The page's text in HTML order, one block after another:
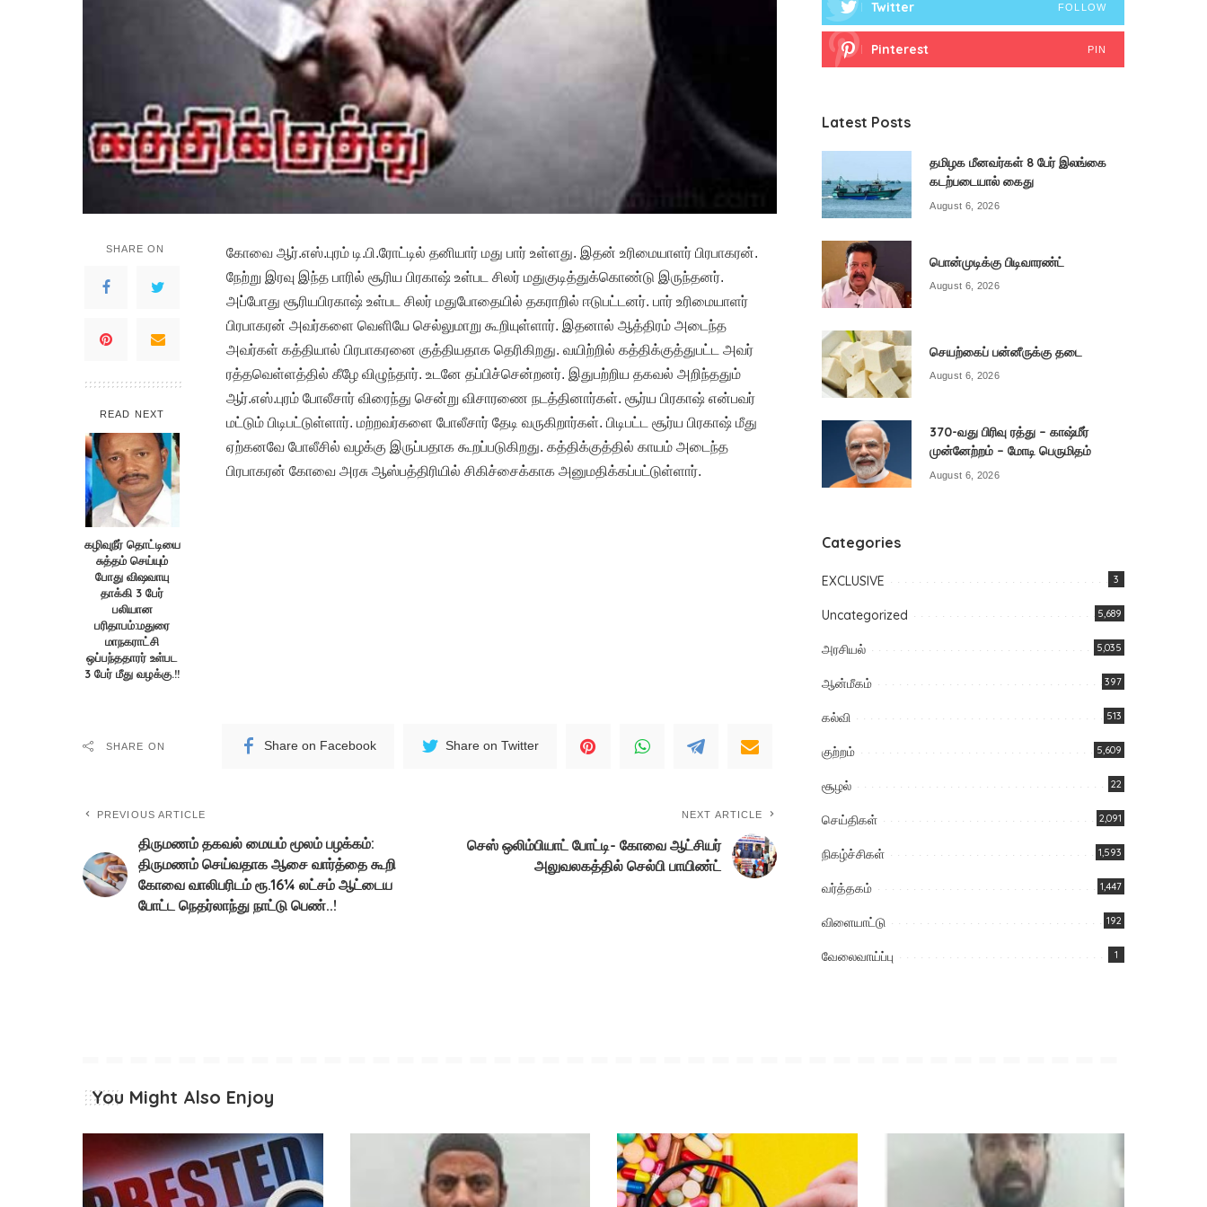
SHARE ON
READ NEXT
கழிவுநீர் தொட்டியை
சுத்தம் செய்யும்
போது விஷவாயு
தாக்கி 3 பேர்
பலியான
பரிதாபம்:மதுரை
மாநகராட்சி
ஒப்பந்ததாரர் உள்பட
3 பேர் மீது வழக்கு.!!
கோவை ஆர்.எஸ்.புரம் டி.பி.ரோட்டில் தனியார் மது பார் உள்ளது. இதன் உரிமையாளர் பிரபாகரன்.
நேற்று இரவு இந்த பாரில் சூரிய பிரகாஷ் உள்பட சிலர் மதுகுடித்துக்கொண்டு இருந்தனர்.
அப்போது சூரியபிரகாஷ் உள்பட சிலர் மதுபோதையில் தகராறில் ஈடுபட்டனர். பார் உரிமையாளர்
பிரபாகரன் அவர்களை வெளியே செல்லுமாறு கூறியுள்ளார். இதனால் ஆத்திரம் அடைந்த
அவர்கள் கத்தியால் பிரபாகரனை குத்தியதாக தெரிகிறது. வயிற்றில் கத்திக்குத்துபட்ட அவர்
ரத்தவெள்ளத்தில் கீழே விழுந்தார். உடனே தப்பிச்சென்றனர். இதுபற்றிய தகவல் அறிந்ததும்
ஆர்.எஸ்.புரம் போலீசார் விரைந்து சென்று விசாரணை நடத்தினார்கள். சூர்ய பிரகாஷ் என்பவர்
மட்டும் பிடிபட்டுள்ளார். மற்றவர்களை போலீசார் தேடி வருகிறார்கள். பிடிபட்ட சூர்ய பிரகாஷ் மீது
ஏற்கனவே போலீசில் வழக்கு இருப்பதாக கூறப்படுகிறது. கத்திக்குத்தில் காயம் அடைந்த
பிரபாகரன் கோவை அரசு ஆஸ்பத்திரியில் சிகிச்சைக்காக அனுமதிக்கப்பட்டுள்ளார்.
SHARE ON Share on Facebook Share on Twitter
PREVIOUS ARTICLE
திருமணம் தகவல் மையம் மூலம் பழக்கம்:
திருமணம் செய்வதாக ஆசை வார்த்தை கூறி
கோவை வாலிபரிடம் ரூ.16¼ லட்சம் ஆட்டைய
போட்ட நெதர்லாந்து நாட்டு பெண்..!
NEXT ARTICLE
செஸ் ஒலிம்பியாட் போட்டி- கோவை ஆட்சியர்
அலுவலகத்தில் செல்பி பாயிண்ட்
Twitter FOLLOW
Pinterest PIN
Latest Posts
தமிழக மீனவர்கள் 8 பேர் இலங்கை
கடற்படையால் கைது
August 6, 2026
பொன்முடிக்கு பிடிவாரண்ட்
August 6, 2026
செயற்கைப் பன்னீருக்கு தடை
August 6, 2026
370-வது பிரிவு ரத்து – காஷ்மீர்
முன்னேற்றம் – மோடி பெருமிதம்
August 6, 2026
Categories
EXCLUSIVE 3
Uncategorized 5,689
அரசியல் 5,035
ஆன்மீகம் 397
கல்வி 513
குற்றம் 5,609
சூழல் 22
செய்திகள் 2,091
நிகழ்ச்சிகள் 1,593
வர்த்தகம் 1,447
விளையாட்டு 192
வேலைவாய்ப்பு 1
You Might Also Enjoy